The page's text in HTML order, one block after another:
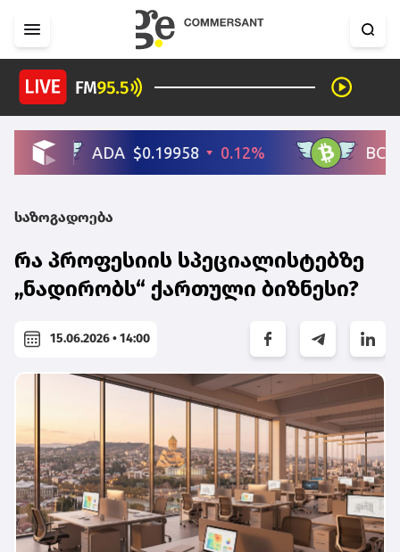
საზოგადოება
რა პროფესიის სპეციალისტებზე
„ნადირობს“ ქართული ბიზნესი?
15.06.2026 • 14:00